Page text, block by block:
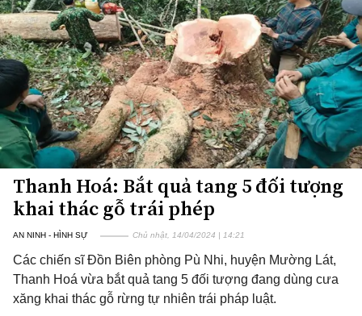
Thanh Hoá: Bắt quả tang 5 đối tượng
khai thác gỗ trái phép
AN NINH - HÌNH SỰ Chủ nhật, 14/04/2024 | 14:21
Các chiến sĩ Đồn Biên phòng Pù Nhi, huyện Mường Lát,
Thanh Hoá vừa bắt quả tang 5 đối tượng đang dùng cưa
xăng khai thác gỗ rừng tự nhiên trái pháp luật.